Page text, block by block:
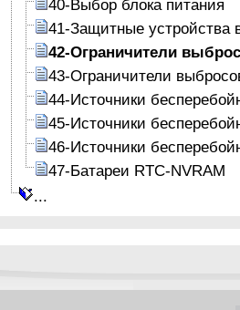
40-Выбор блока питания
41-Защитные устройства
42-Ограничители
43-Ограничители
44-Источники
45-Источники
46-Источники
47-Батареи RTC-NVRAM